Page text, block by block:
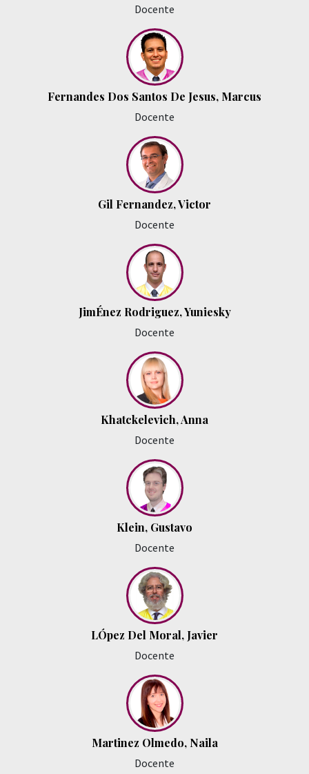
Docente
Fernandes Dos Santos De Jesus, Marcus
Docente
Gil Fernandez, Victor
Docente
JimÉnez Rodriguez, Yuniesky
Docente
Khatckelevich, Anna
Docente
Klein, Gustavo
Docente
LÓpez Del Moral, Javier
Docente
Martinez Olmedo, Naila
Docente